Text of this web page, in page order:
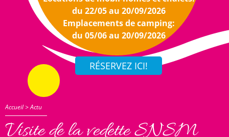
du 22/05 au 20/09/2026
Emplacements de camping:
du 05/06 au 20/09/2026
Accueil>Actu
Visite de la vedette SNSM